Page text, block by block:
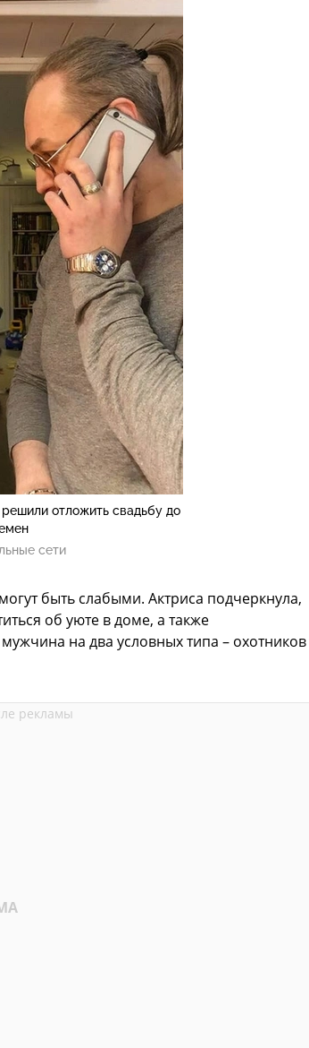
отложить свадьбу до
сети
быть слабыми. Актриса подчеркнула,
об уюте в доме, а также
на два условных типа – охотников